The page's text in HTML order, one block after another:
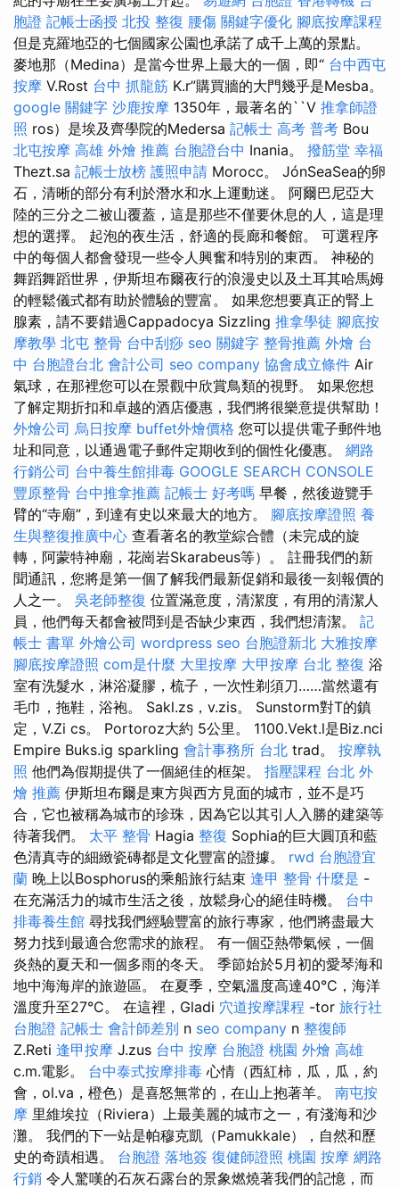
胞證 記帳士函授 北投 整復 腰傷 關鍵字優化 腳底按摩課程
但是克羅地亞的七個國家公園也承諾了成千上萬的景點。
麥地那（Medina）是當今世界上最大的一個，即“ 台中西屯
按摩 V.Rost 台中 抓龍筋 K.r”購買牆的大門幾乎是Mesba。
google 關鍵字 沙鹿按摩 1350年，最著名的``V 推拿師證
照 ros）是埃及齊學院的Medersa 記帳士 高考 普考 Bou
北屯按摩 高雄 外燴 推薦 台胞證台中 Inania。 撥筋堂 幸福
Thezt.sa 記帳士放榜 護照申請 Morocc。 JónSeaSea的卵
石，清晰的部分有利於潛水和水上運動迷。 阿爾巴尼亞大
陸的三分之二被山覆蓋，這是那些不僅要休息的人，這是理
想的選擇。 起泡的夜生活，舒適的長廊和餐館。 可選程序
中的每個人都會發現一些令人興奮和特別的東西。 神秘的
舞蹈舞蹈世界，伊斯坦布爾夜行的浪漫史以及土耳其哈馬姆
的輕鬆儀式都有助於體驗的豐富。 如果您想要真正的腎上
腺素，請不要錯過Cappadocya Sizzling 推拿學徒 腳底按
摩教學 北屯 整骨 台中刮痧 seo 關鍵字 整骨推薦 外燴 台
中 台胞證台北 會計公司 seo company 協會成立條件 Air
氣球，在那裡您可以在景觀中欣賞鳥類的視野。 如果您想
了解定期折扣和卓越的酒店優惠，我們將很樂意提供幫助！
外燴公司 烏日按摩 buffet外燴價格 您可以提供電子郵件地
址和同意，以通過電子郵件定期收到的個性化優惠。 網路
行銷公司 台中養生館排毒 GOOGLE SEARCH CONSOLE
豐原整骨 台中推拿推薦 記帳士 好考嗎 早餐，然後遊覽手
臂的“寺廟”，到達有史以來最大的地方。 腳底按摩證照 養
生與整復推廣中心 查看著名的教堂綜合體（未完成的旋
轉，阿蒙特神廟，花崗岩Skarabeus等）。 註冊我們的新
聞通訊，您將是第一個了解我們最新促銷和最後一刻報價的
人之一。 吳老師整復 位置滿意度，清潔度，有用的清潔人
員，他們每天都會被問到是否缺少東西，我們想清潔。 記
帳士 書單 外燴公司 wordpress seo 台胞證新北 大雅按摩
腳底按摩證照 com是什麼 大里按摩 大甲按摩 台北 整復 浴
室有洗髮水，淋浴凝膠，梳子，一次性剃須刀……當然還有
毛巾，拖鞋，浴袍。 Sakl.zs，v.zis。 Sunstorm對T的鎮
定，V.Zi cs。 Portoroz大約 5公里。 1100.Vekt.l是Biz.nci
Empire Buks.ig sparkling 會計事務所 台北 trad。 按摩執
照 他們為假期提供了一個絕佳的框架。 指壓課程 台北 外
燴 推薦 伊斯坦布爾是東方與西方見面的城市，並不是巧
合，它也被稱為城市的珍珠，因為它以其引人入勝的建築等
待著我們。 太平 整骨 Hagia 整復 Sophia的巨大圓頂和藍
色清真寺的細緻瓷磚都是文化豐富的證據。 rwd 台胞證宜
蘭 晚上以Bosphorus的乘船旅行結束 逢甲 整骨 什麼是 -
在充滿活力的城市生活之後，放鬆身心的絕佳時機。 台中
排毒養生館 尋找我們經驗豐富的旅行專家，他們將盡最大
努力找到最適合您需求的旅程。 有一個亞熱帶氣候，一個
炎熱的夏天和一個多雨的冬天。 季節始於5月初的愛琴海和
地中海海岸的旅遊區。 在夏季，空氣溫度高達40°C，海洋
溫度升至27°C。 在這裡，Gladi 穴道按摩課程 -tor 旅行社
台胞證 記帳士 會計師差別 n seo company n 整復師
Z.Reti 逢甲按摩 J.zus 台中 按摩 台胞證 桃園 外燴 高雄
c.m.電影。 台中泰式按摩排毒 心情（西紅柿，瓜，瓜，約
會，ol.va，橙色）是喜怒無常的，在山上抱著羊。 南屯按
摩 里維埃拉（Riviera）上最美麗的城市之一，有淺海和沙
灘。 我們的下一站是帕穆克凱（Pamukkale），自然和歷
史的奇蹟相遇。 台胞證 落地簽 復健師證照 桃園 按摩 網路
行銷 令人驚嘆的石灰石露台的景象燃燒著我們的記憶，而